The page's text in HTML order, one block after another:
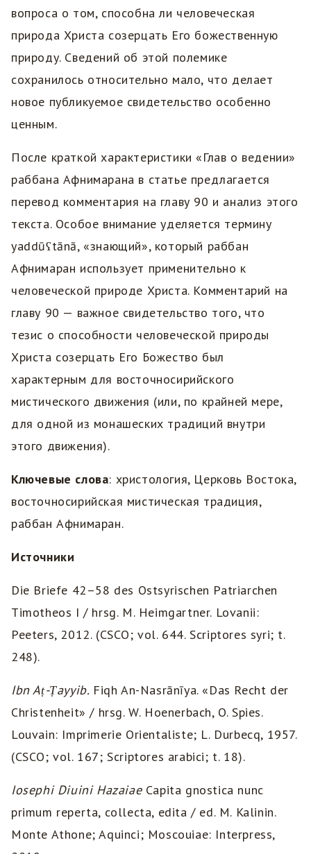
вопроса о том, способна ли человеческая
природа Христа созерцать Его божественную
природу. Сведений об этой полемике
сохранилось относительно мало, что делает
новое публикуемое свидетельство особенно
ценным.
После краткой характеристики «Глав о ведении»
раббана Афнимарана в статье предлагается
перевод комментария на главу 90 и анализ этого
текста. Особое внимание уделяется термину
yaddūʕtānā, «знающий», который раббан
Афнимаран использует применительно к
человеческой природе Христа. Комментарий на
главу 90 — важное свидетельство того, что
тезис о способности человеческой природы
Христа созерцать Его Божество был
характерным для восточносирийского
мистического движения (или, по крайней мере,
для одной из монашеских традиций внутри
этого движения).
Ключевые слова: христология, Церковь Востока,
восточносирийская мистическая традиция,
раббан Афнимаран.
Источники
Die Briefe 42–58 des Ostsyrischen Patriarchen
Timotheos I / hrsg. M. Heimgartner. Lovanii:
Peeters, 2012. (CSCO; vol. 644. Scriptores syri; t.
248).
Ibn Aṭ-Ṭayyib. Fiqh An-Nasrānīya. «Das Recht der
Christenheit» / hrsg. W. Hoenerbach, O. Spies.
Louvain: Imprimerie Orientaliste; L. Durbecq, 1957.
(CSCO; vol. 167; Scriptores arabici; t. 18).
Iosephi Diuini Hazaiae Capita gnostica nunc
primum reperta, collecta, edita / ed. M. Kalinin.
Monte Athone; Aquinci; Moscouiae: Interpress,